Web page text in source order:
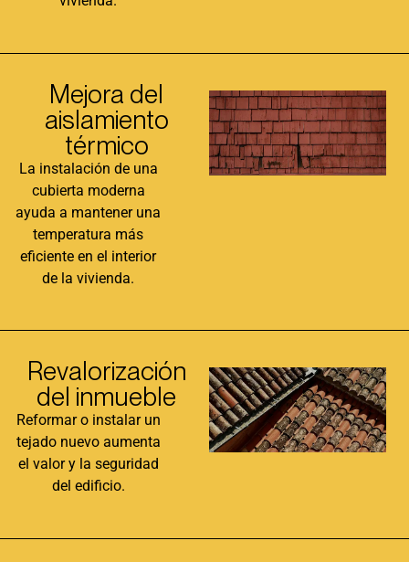
Mejora del
aislamiento
térmico
La instalación de una
cubierta moderna
ayuda a mantener una
temperatura más
eficiente en el interior
de la vivienda.
Revalorización
del inmueble
Reformar o instalar un
tejado nuevo aumenta
el valor y la seguridad
del edificio.